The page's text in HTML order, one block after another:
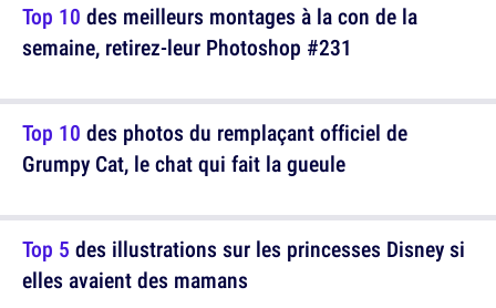
Top 10 des photos du remplaçant officiel de
Grumpy Cat, le chat qui fait la gueule
Top 10 des meilleurs montages à la con de la
semaine, retirez-leur Photoshop #231
Top 5 des illustrations sur les princesses Disney si
elles avaient des mamans